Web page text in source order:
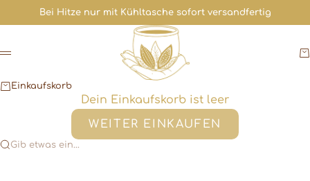
Zum Inhalt springen
Bei Hitze nur mit Kühltaschesofort versandfertig
Cacaoloves.me
Menü
Einkaufskorb
Dein Einkaufskorb ist leer
WEITER EINKAUFEN
Gib etwas ein...